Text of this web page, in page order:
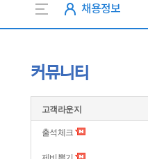
채용정보
커뮤니티
고객라운지
출석체크